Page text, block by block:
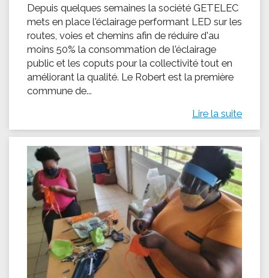
Depuis quelques semaines la société GETELEC
mets en place l'éclairage performant LED sur les
routes, voies et chemins afin de réduire d'au
moins 50% la consommation de l'éclairage
public et les coputs pour la collectivité tout en
améliorant la qualité. Le Robert est la première
commune de...
Lire la suite